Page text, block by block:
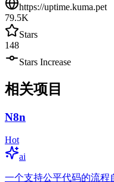
https://uptime.kuma.pet
79.5K
Stars
148
Stars Increase
相关项目
N8n
Hot
ai
一个支持公平代码的流